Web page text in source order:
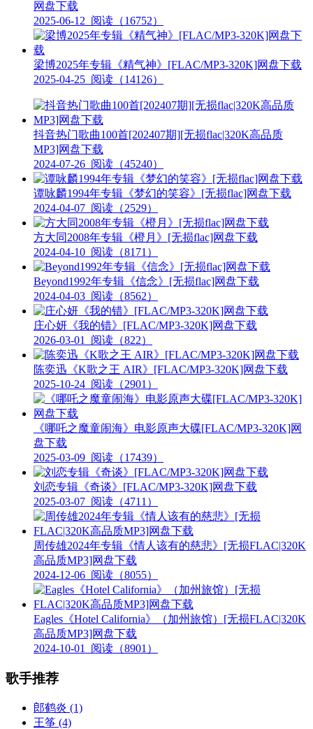
网盘下载
2025-06-12 阅读（16752）
梁博2025年专辑《精气神》[FLAC/MP3-320K]网盘下载
2025-04-25 阅读（14126）
抖音热门歌曲100首[202407期][无损flac|320K高品质
MP3]网盘下载
2024-07-26 阅读（45240）
谭咏麟1994年专辑《梦幻的笑容》[无损flac]网盘下载
2024-04-07 阅读（2529）
方大同2008年专辑《橙月》[无损flac]网盘下载
2024-04-10 阅读（8171）
Beyond1992年专辑《信念》[无损flac]网盘下载
2024-04-03 阅读（8562）
庄心妍《我的错》[FLAC/MP3-320K]网盘下载
2026-03-01
阅读（822）
陈奕迅《K歌之王 AIR》[FLAC/MP3-320K]网盘下载
2025-10-24 阅读（2901）
《哪吒之魔童闹海》电影原声大碟[FLAC/MP3-320K]网
盘下载
2025-03-09 阅读（17439）
刘恋专辑《奇谈》[FLAC/MP3-320K]网盘下载
2025-03-07 阅读（4711）
周传雄2024年专辑《情人该有的慈悲》[无损FLAC|320K
高品质MP3]网盘下载
2024-12-06 阅读（8055）
Eagles《Hotel California》（加州旅馆）[无损FLAC|320K
高品质MP3]网盘下载
2024-10-01
阅读（8901）
歌手推荐
郎鹤炎 (1)
王筝 (4)